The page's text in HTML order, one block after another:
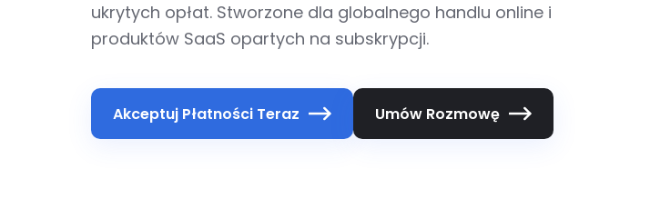
ukrytych opłat. Stworzone dla globalnego handlu online i
produktów SaaS opartych na subskrypcji.
Akceptuj Płatności Teraz Umów Rozmowę